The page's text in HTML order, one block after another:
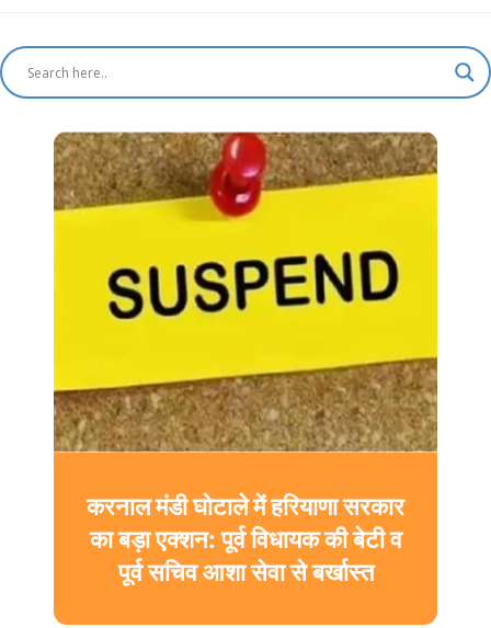
करनाल मंडी घोटाले में हरियाणा सरकार
का बड़ा एक्शन: पूर्व विधायक की बेटी व
पूर्व सचिव आशा सेवा से बर्खास्त